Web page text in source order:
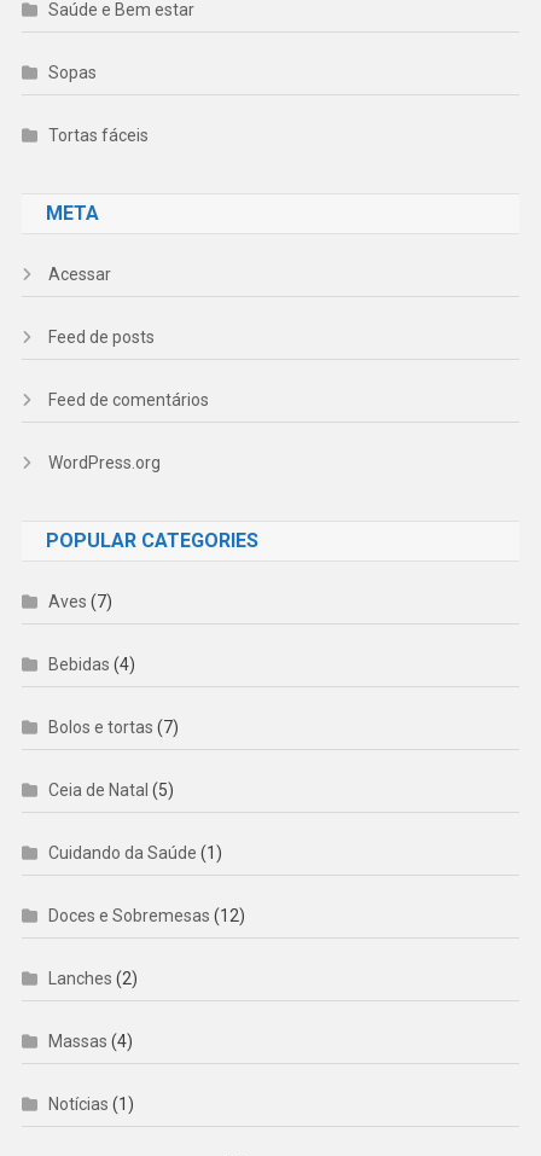
Saúde e Bem estar
Sopas
Tortas fáceis
META
Acessar
Feed de posts
Feed de comentários
WordPress.org
POPULAR CATEGORIES
Aves (7)
Bebidas (4)
Bolos e tortas (7)
Ceia de Natal (5)
Cuidando da Saúde (1)
Doces e Sobremesas (12)
Lanches (2)
Massas (4)
Notícias (1)